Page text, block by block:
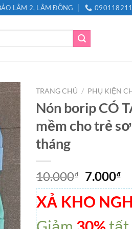
LÂM 2, LÂM ĐỒNG
TRANG CHỦ / PHỤ KIỆN
Nón borip CÓ
mềm cho trẻ
tháng
10.000₫ 7.000₫
XẢ KHO